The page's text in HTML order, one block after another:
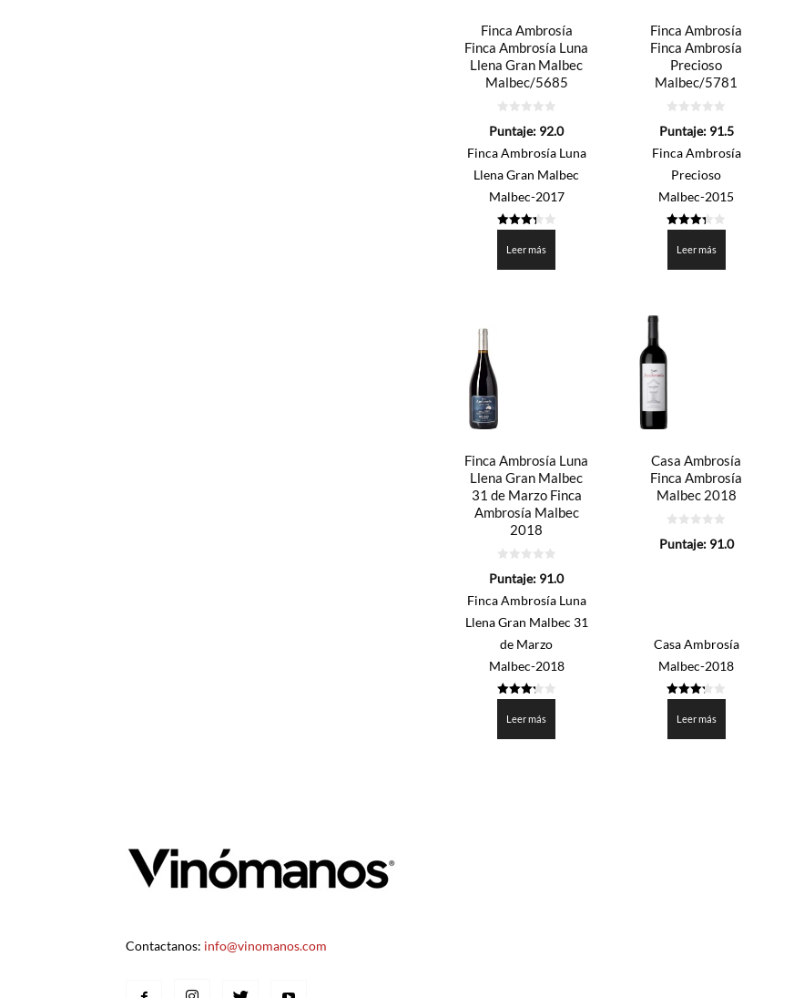
Finca Ambrosía
Finca Ambrosía Luna
Llena Gran Malbec
Malbec/5685
de
Puntaje: 92.0
Finca Ambrosía Luna
Llena Gran Malbec
Malbec-2017
de 5
Leer más
Finca Ambrosía
Finca Ambrosía
Precioso
Malbec/5781
de
Puntaje: 91.5
Finca Ambrosía
Precioso
Malbec-2015
de 5
Leer más
Finca Ambrosía Luna
Llena Gran Malbec
31 de Marzo Finca
Ambrosía Malbec
2018
de
Puntaje: 91.0
Finca Ambrosía Luna
Llena Gran Malbec 31
de Marzo
Malbec-2018
de 5
Leer más
Casa Ambrosía
Finca Ambrosía
Malbec 2018
de
Puntaje: 91.0
Casa Ambrosía
Malbec-2018
de 5
Leer más
Contactanos: info@vinomanos.com